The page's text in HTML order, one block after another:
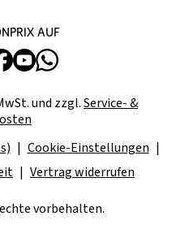
auf
und zzgl.Service- &
Cookie-Einstellungen
Vertrag widerrufen
vorbehalten.